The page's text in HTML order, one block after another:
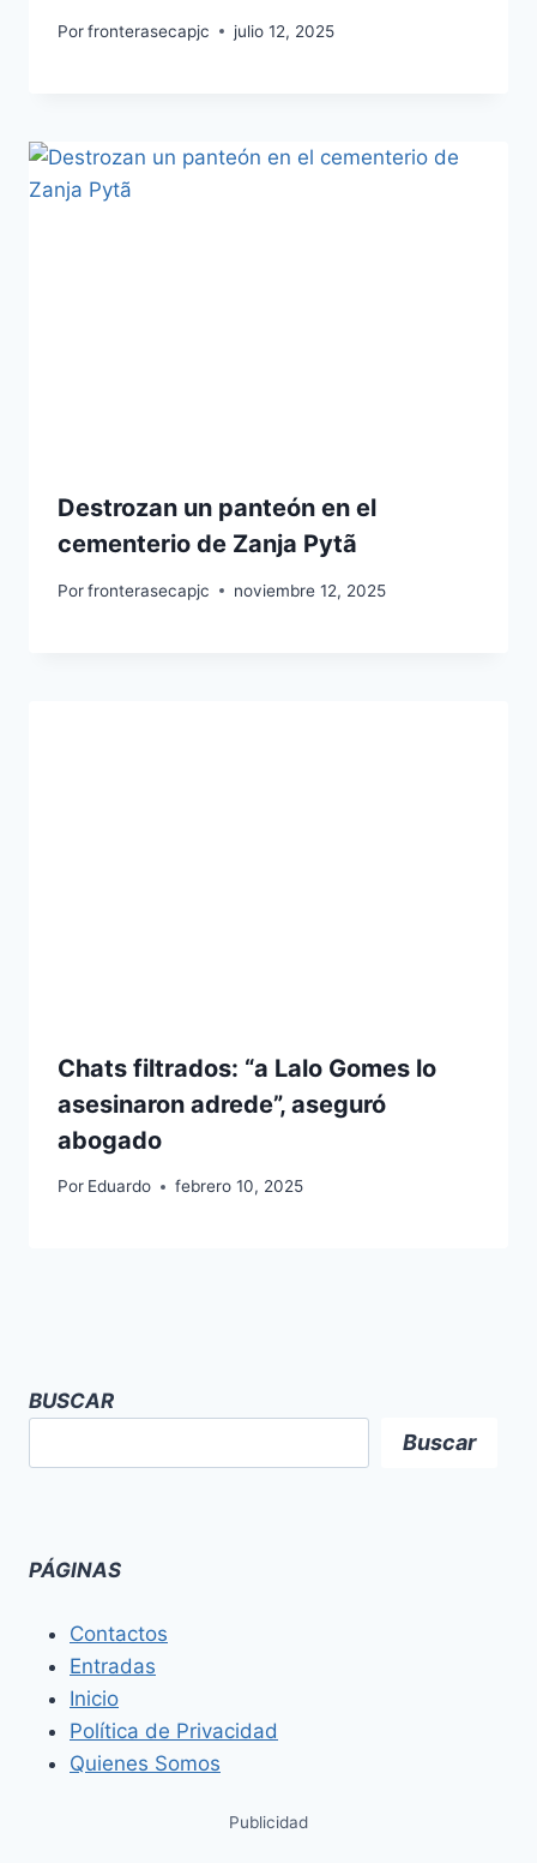
Porfronterasecapjc julio 12, 2025
Destrozan un panteón en el
cementerio de Zanja Pytã
Porfronterasecapjc noviembre 12, 2025
Chats filtrados: “a Lalo Gomes lo
asesinaron adrede”, aseguró
abogado
Por Eduardo febrero 10, 2025
BUSCAR
Buscar
PÁGINAS
Contactos
Entradas
Inicio
Política de Privacidad
Quienes Somos
Publicidad